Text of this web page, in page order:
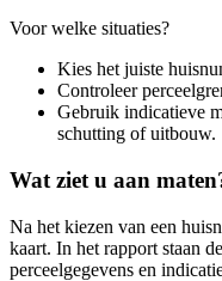
Voor welke situaties?
Kies het juiste
Controleer
Gebruik indicatieve
schutting of uitbouw.
Wat ziet u aan
Na het kiezen van een
kaart. In het rapport staan
perceelgegevens en